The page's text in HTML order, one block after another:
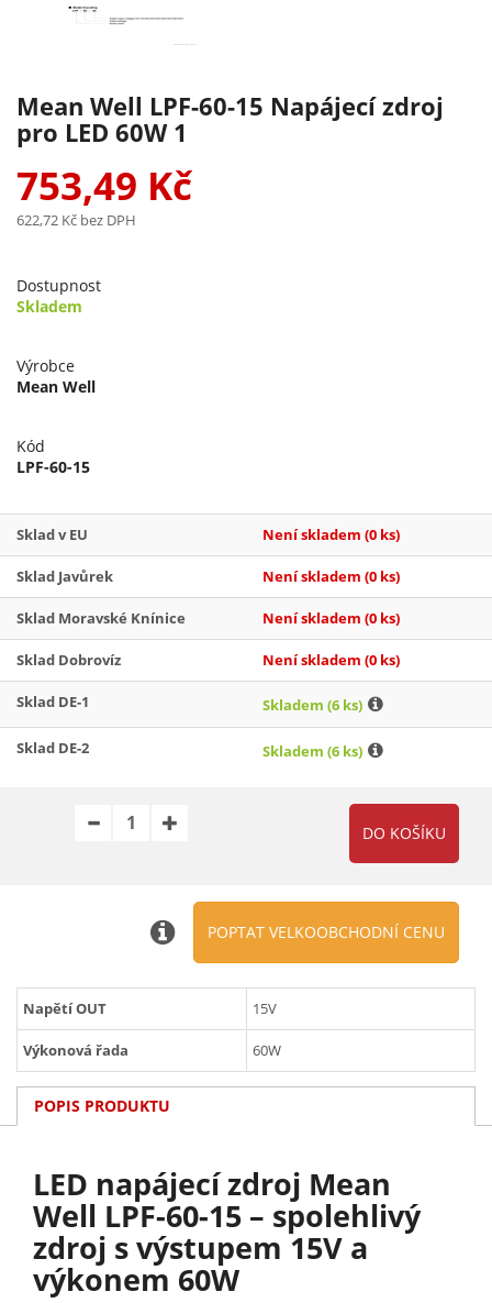
Mean Well LPF-60-15 Napájecí zdroj
pro LED 60W 1
753,49 Kč
622,72 Kč bez DPH
Dostupnost
Skladem
Výrobce
Mean Well
Kód
LPF-60-15
Sklad v EU Není skladem (0 ks)
Sklad Javůrek Není skladem (0 ks)
Sklad Moravské Knínice Není skladem (0 ks)
Sklad Dobrovíz Není skladem (0 ks)
Sklad DE-1 Skladem (6 ks)
Sklad DE-2 Skladem (6 ks)
POPTAT VELKOOBCHODNÍ CENU
Napětí OUT 15V
Výkonová řada 60W
POPIS PRODUKTU
LED napájecí zdroj Mean
Well LPF-60-15 – spolehlivý
zdroj s výstupem 15V a
výkonem 60W